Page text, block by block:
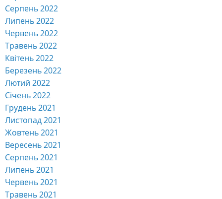
Серпень 2022
Липень 2022
Червень 2022
Травень 2022
Квітень 2022
Березень 2022
Лютий 2022
Січень 2022
Грудень 2021
Листопад 2021
Жовтень 2021
Вересень 2021
Серпень 2021
Липень 2021
Червень 2021
Травень 2021